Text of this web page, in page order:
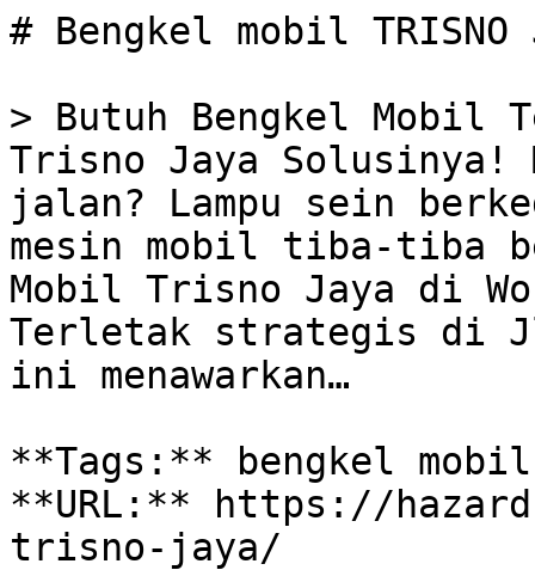
# Bengkel mobil TRISNO
> Butuh Bengkel Mobil
Trisno Jaya Solusinya!
jalan? Lampu sein
mesin mobil tiba-tiba
Mobil Trisno Jaya di
Terletak strategis di
ini menawarkan…
**Tags:** bengkel
**URL:** https://
trisno-jaya/